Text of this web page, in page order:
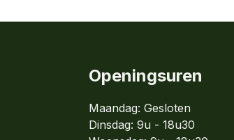
Openingsuren
Maandag: Gesloten
Dinsdag: 9u - 18u30